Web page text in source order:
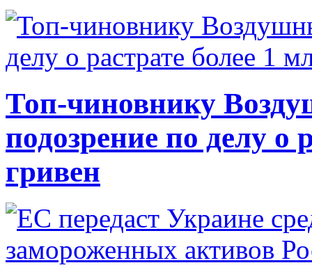
Топ-чиновнику
подозрение по делу о
гривен